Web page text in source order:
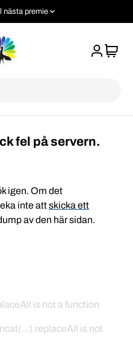
nästa premie
fel på servern.
igen. Om det
inte attskicka ett
av den här sidan.
is not a function
is not